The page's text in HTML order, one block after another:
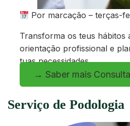
Por marcação – terças-
Transforma os teus hábitos
orientação profissional e
tuas necessidades.
→ Saber mais
Serviço de Podologia